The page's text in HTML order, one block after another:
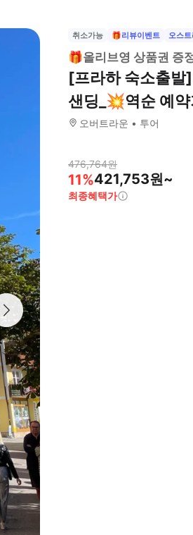
취소가능 🎁리뷰이벤트 오스
🎁올리브영 상품권 증
[프라하 숙소출
샌딩_💥역순 예
오버트라운 투어
476,764원
11%421,753원~
최종혜택가